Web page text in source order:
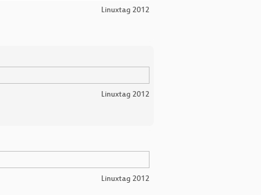
Linuxtag 2012
Linuxtag 2012
Linuxtag 2012